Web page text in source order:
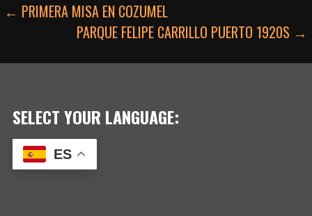
NAVEGACIÓN
← PRIMERA MISA EN COZUMEL
PARQUE FELIPE CARRILLO PUERTO 1920S →
SELECT YOUR LANGUAGE:
ES